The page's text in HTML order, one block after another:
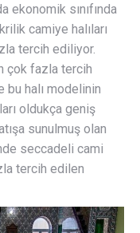
ekonomik sınıfında
camiye halıları
tercih ediliyor.
çok fazla tercih
halı modelinin
oldukça geniş
sunulmuş olan
seccadeli cami
tercih edilen